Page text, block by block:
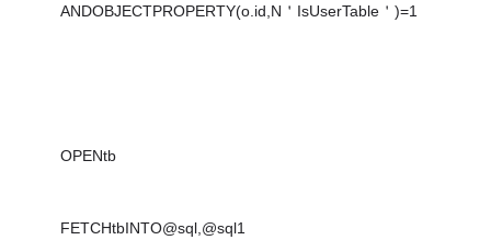
ANDOBJECTPROPERTY(o.id,N＇IsUserTable＇)=1
OPENtb
FETCHtbINTO@sql,@sql1